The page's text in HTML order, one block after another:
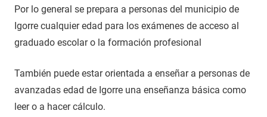
Por lo general se prepara a personas del municipio de
Igorre cualquier edad para los exámenes de acceso al
graduado escolar o la formación profesional
También puede estar orientada a enseñar a personas de
avanzadas edad de Igorre una enseñanza básica como
leer o a hacer cálculo.